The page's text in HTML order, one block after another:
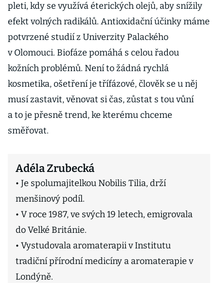
pleti, kdy se využívá éterických olejů, aby snížily
efekt volných radikálů. Antioxidační účinky máme
potvrzené studií z Univerzity Palackého
v Olomouci. Biofáze pomáhá s celou řadou
kožních problémů. Není to žádná rychlá
kosmetika, ošetření je třífázové, člověk se u něj
musí zastavit, věnovat si čas, zůstat s tou vůní
a to je přesně trend, ke kterému chceme
směřovat.
Adéla Zrubecká
• Je spolumajitelkou Nobilis Tilia, drží
menšinový podíl.
• V roce 1987, ve svých 19 letech, emigrovala
do Velké Británie.
• Vystudovala aromaterapii v Institutu
tradiční přírodní medicíny a aromaterapie v
Londýně.